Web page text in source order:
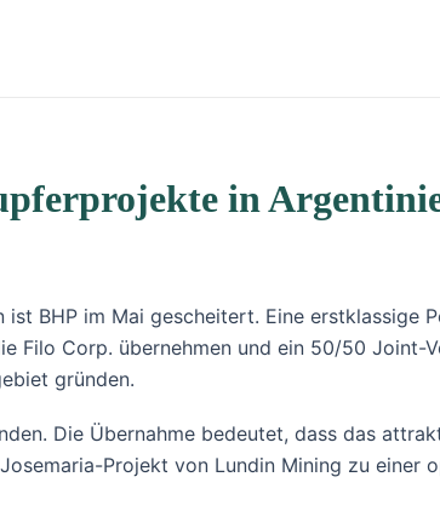
in
BHP im Mai gescheitert. Eine erstklassige
Filo Corp. übernehmen und ein 50/50 Joint-
gründen.
Die Übernahme bedeutet, dass das
Projekt von Lundin Mining zu einer